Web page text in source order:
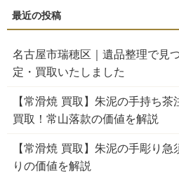
名古屋市瑞穂区｜遺品整理で見
定・買取いたしました
【常滑焼 買取】朱泥の手持ち
買取！常山落款の価値を解説
【常滑焼 買取】朱泥の手彫り
りの価値を解説